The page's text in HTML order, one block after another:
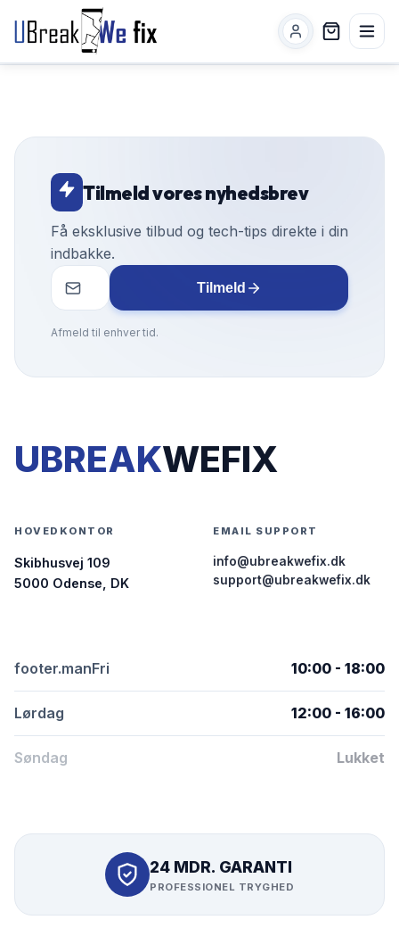
Tilmeld vores nyhedsbrev
Få eksklusive tilbud og tech-tips direkte i din
indbakke.
Tilmeld
Afmeld til enhver tid.
UBREAKWEFIX
HOVEDKONTOR
Skibhusvej 109
5000 Odense, DK
EMAIL SUPPORT
info@ubreakwefix.dk
support@ubreakwefix.dk
footer.manFri 10:00 - 18:00
Lørdag 12:00 - 16:00
Søndag Lukket
24 MDR. GARANTI
PROFESSIONEL TRYGHED